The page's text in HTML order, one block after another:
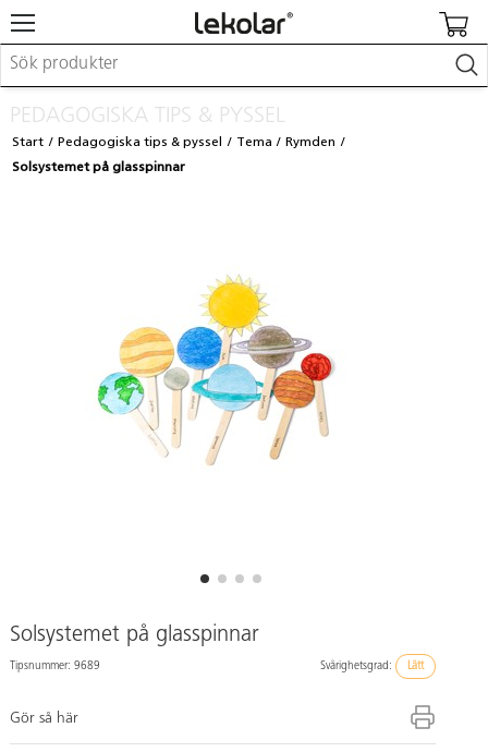
Möbler & inredning
Skapa
Leka
Hitta din säljare
Kontakta Lekolar
PEDAGOGISKA TIPS & PYSSEL
Start Pedagogiska tips & pyssel Tema
Rymden
Solsystemet på glasspinnar
Solsystemet på glasspinnar
Tipsnummer: 9689 Svårighetsgrad: Lätt
Gör så här